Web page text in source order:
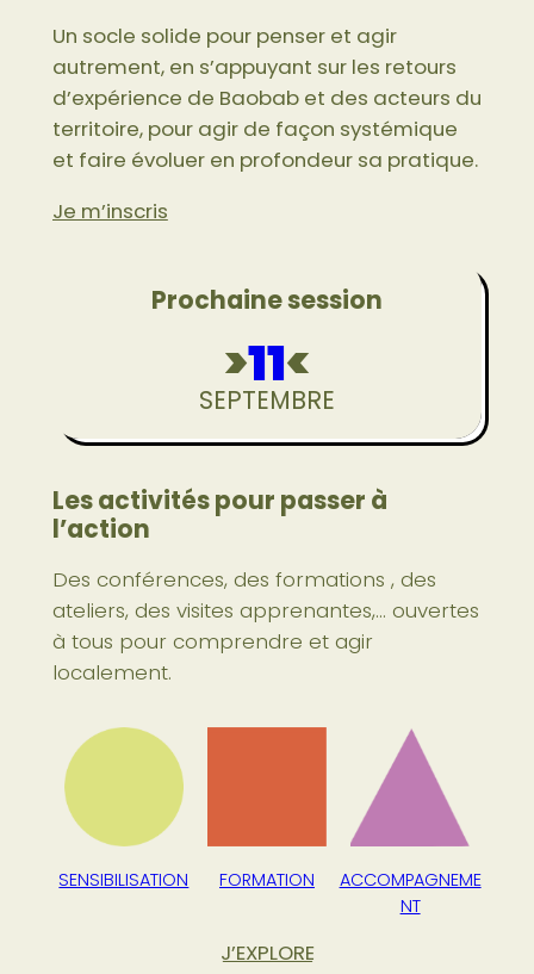
Un socle solide pour penser et agir
autrement, en s’appuyant sur les retours
d’expérience de Baobab et des acteurs du
territoire, pour agir de façon systémique
et faire évoluer en profondeur sa pratique.
Je m’inscris
Prochaine session
>11<
SEPTEMBRE
Les activités pour passer à
l’action
Des conférences, des formations , des
ateliers, des visites apprenantes,… ouvertes
à tous pour comprendre et agir
localement.
SENSIBILISATION FORMATION
ACCOMPAGNEME
NT
J’EXPLORE